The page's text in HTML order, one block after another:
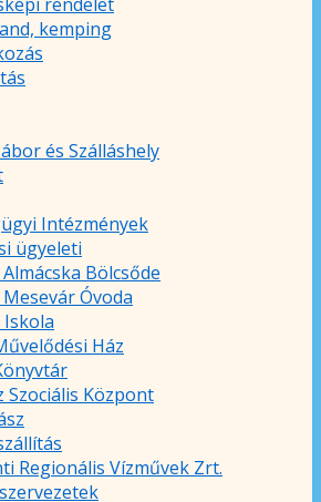
kemping
és Szálláshely
Intézmények
ügyeleti
Bölcsőde
Óvoda
Ház
Szociális Központ
Regionális Vízművek Zrt.